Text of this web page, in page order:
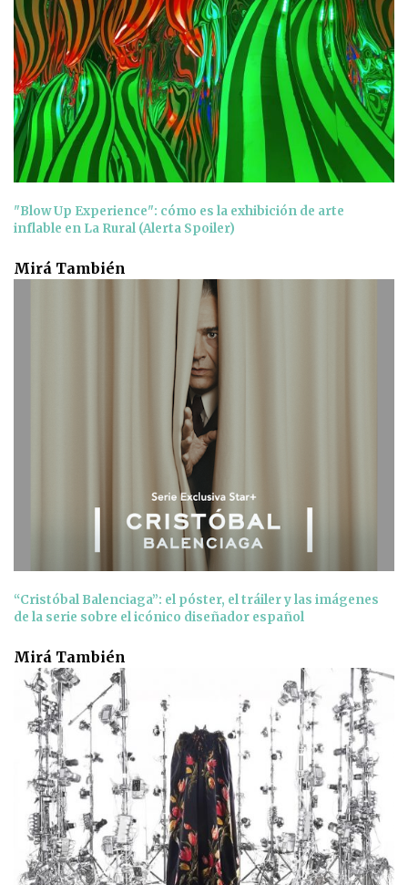
"Blow Up Experience": cómo es la exhibición de arte
inflable en La Rural (Alerta Spoiler)
Mirá También
“Cristóbal Balenciaga”: el póster, el tráiler y las imágenes
de la serie sobre el icónico diseñador español
Mirá También